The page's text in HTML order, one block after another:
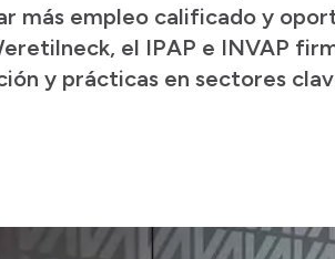
más empleo calificado y
el IPAP e INVAP
y prácticas en sectores